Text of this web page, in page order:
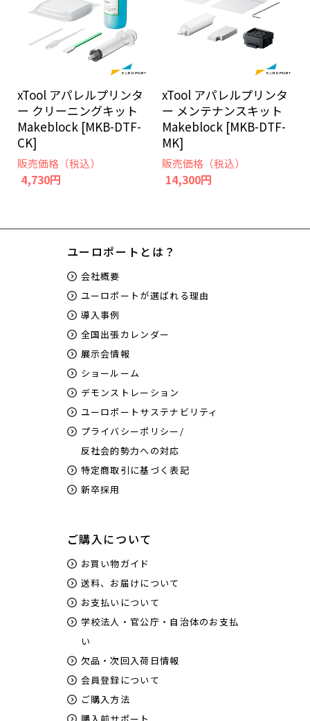
xTool アパレルプリンタ
ー クリーニングキット
Makeblock [MKB-DTF-
CK]
販売価格（税込）
4,730円
xTool アパレルプリンタ
ー メンテナンスキット
Makeblock [MKB-DTF-
MK]
販売価格（税込）
14,300円
ユーロポートとは？
会社概要
ユーロポートが選ばれる理由
導入事例
全国出張カレンダー
展示会情報
ショールーム
デモンストレーション
ユーロポートサステナビリティ
プライバシーポリシー/
反社会的勢力への対応
特定商取引に基づく表記
新卒採用
ご購入について
お買い物ガイド
送料、お届けについて
お支払いについて
学校法人・官公庁・自治体のお支払
い
欠品・次回入荷日情報
会員登録について
ご購入方法